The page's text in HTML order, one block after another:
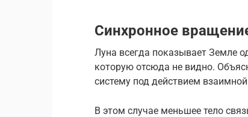
Синхронное
Луна всегда показывает Земле
которую отсюда не видно.
систему под действием
В этом случае меньшее тело